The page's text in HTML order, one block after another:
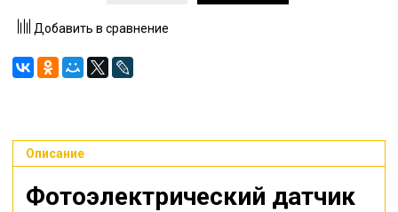
Добавить в сравнение
Описание
Фотоэлектрический датчик